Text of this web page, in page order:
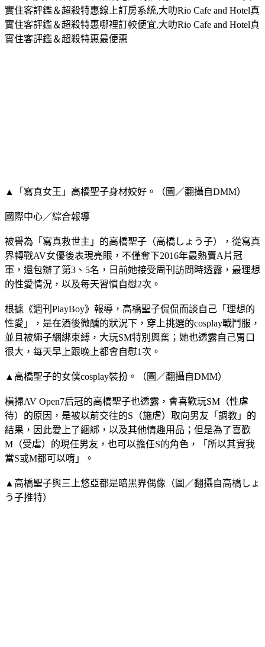
實住客評鑑＆超殺特惠線上訂房系統,大叻Rio Cafe and Hotel真
實住客評鑑＆超殺特惠哪裡訂較便宜,大叻Rio Cafe and Hotel真
實住客評鑑＆超殺特惠最便惠
▲「寫真女王」高橋聖子身材姣好。（圖／翻攝自DMM）
國際中心／綜合報導
被譽為「寫真救世主」的高橋聖子（高橋しょう子），從寫真
界轉戰AV女優後表現亮眼，不僅奪下2016年最熱賣A片冠
軍，還包辦了第3、5名，日前她接受周刊訪問時透露，最理想
的性愛情況，以及每天習慣自慰2次。
根據《週刊PlayBoy》報導，高橋聖子侃侃而談自己「理想的
性愛」，是在酒後微醺的狀況下，穿上挑選的cosplay戰鬥服，
並且被繩子綑綁束縛，大玩SM特別興奮；她也透露自己胃口
很大，每天早上跟晚上都會自慰1次。
▲高橋聖子的女僕cosplay裝扮。（圖／翻攝自DMM）
橫掃AV Open7后冠的高橋聖子也透露，會喜歡玩SM（性虐
待）的原因，是被以前交往的S（施虐）取向男友「調教」的
結果，因此愛上了綑綁，以及其他情趣用品；但是為了喜歡
M（受虐）的現任男友，也可以擔任S的角色，「所以其實我
當S或M都可以唷」。
▲高橋聖子與三上悠亞都是暗黑界偶像（圖／翻攝自高橋しょ
う子推特）